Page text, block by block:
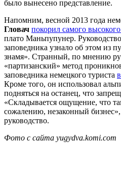
было вынесено представление.
Напомним, весной 2013 года
Гловач покорил самого
плато Маньпупунер.
заповедника узнало об этом из
знамя». Странный, по мнению
«партизанский» метод
заповедника немецкого туриста
Кроме того, он использовал
подняться на останец, что
«Складывается ощущение, что
сожалению, незаконный
руководство.
Фото с сайта yugydva.komi.com